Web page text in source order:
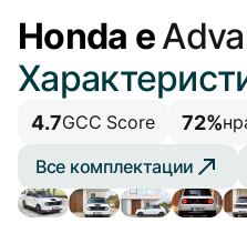
Honda e
4.7GCC Score 72%
Все комплектации